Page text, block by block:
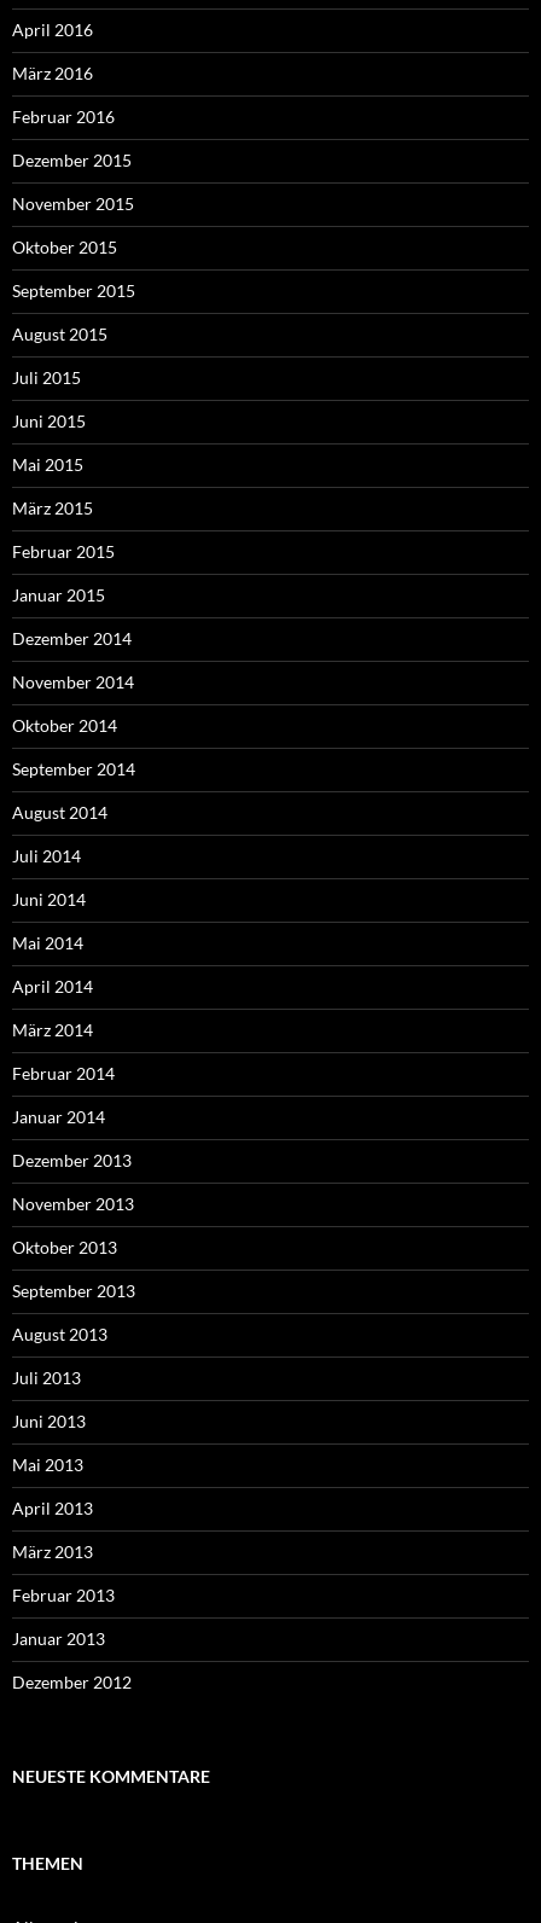
April 2016
März 2016
Februar 2016
Dezember 2015
November 2015
Oktober 2015
September 2015
August 2015
Juli 2015
Juni 2015
Mai 2015
März 2015
Februar 2015
Januar 2015
Dezember 2014
November 2014
Oktober 2014
September 2014
August 2014
Juli 2014
Juni 2014
Mai 2014
April 2014
März 2014
Februar 2014
Januar 2014
Dezember 2013
November 2013
Oktober 2013
September 2013
August 2013
Juli 2013
Juni 2013
Mai 2013
April 2013
März 2013
Februar 2013
Januar 2013
Dezember 2012
NEUESTE KOMMENTARE
THEMEN